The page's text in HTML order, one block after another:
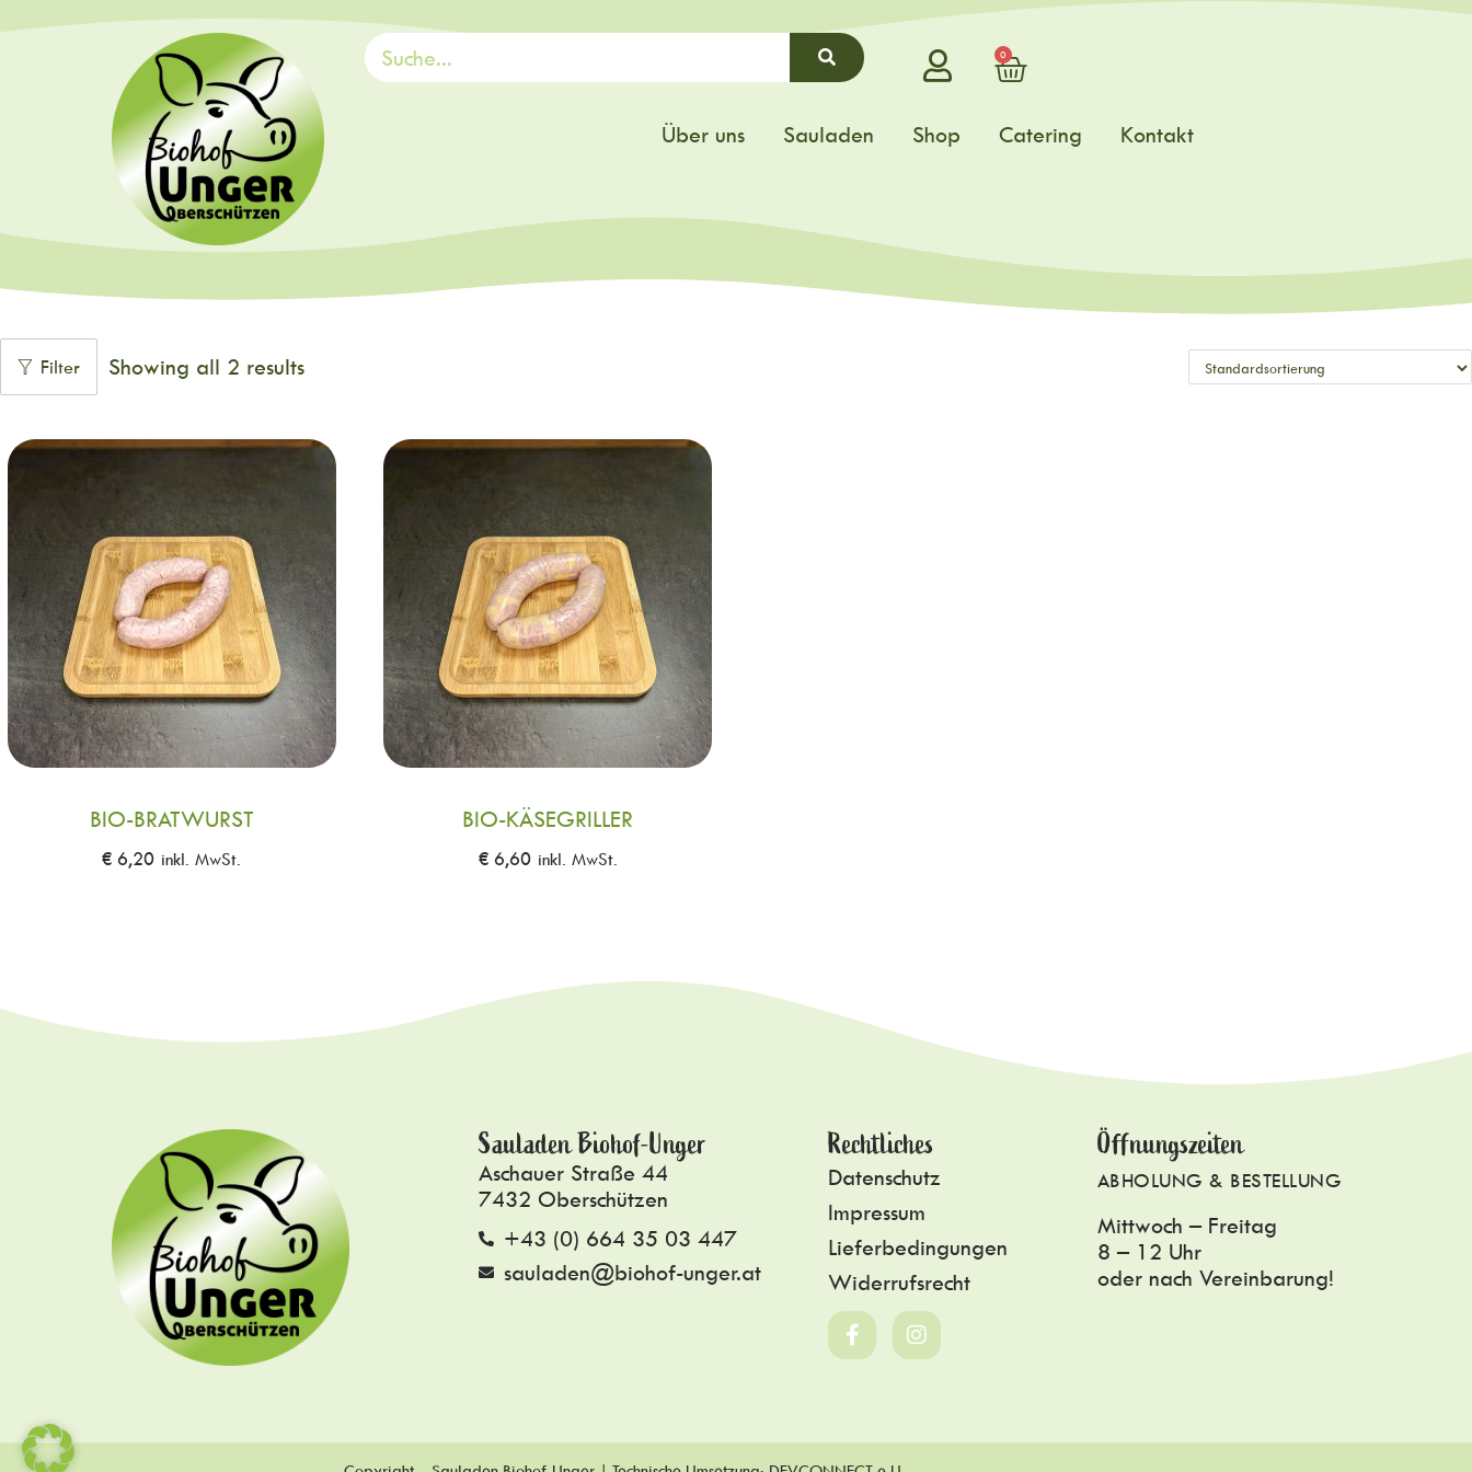
0
Über uns Sauladen Shop Catering Kontakt
Filter Showing all 2 results
BIO-BRATWURST
€ 6,20 inkl. MwSt.
BIO-KÄSEGRILLER
€6,60 inkl. MwSt.
Sauladen Biohof-Unger
Aschauer Straße 44
7432 Oberschützen
+43 (0) 664 35 03 447
sauladen@biohof-unger.at
Rechtliches
Datenschutz
Impressum
Lieferbedingungen
Widerrufsrecht
Öffnungszeiten
ABHOLUNG & BESTELLUNG
Mittwoch – Freitag
8 – 12 Uhr
oder nach Vereinbarung!